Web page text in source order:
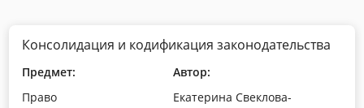
Консолидация и кодификация законодательства
Предмет:
Право
Автор:
Екатерина Свеклова-